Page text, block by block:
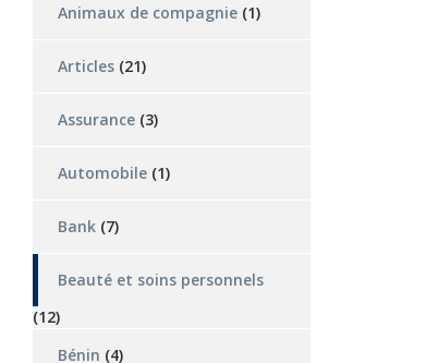
Animaux de compagnie (1)
Articles (21)
Assurance (3)
Automobile (1)
Bank (7)
Beauté et soins personnels
(12)
Bénin (4)